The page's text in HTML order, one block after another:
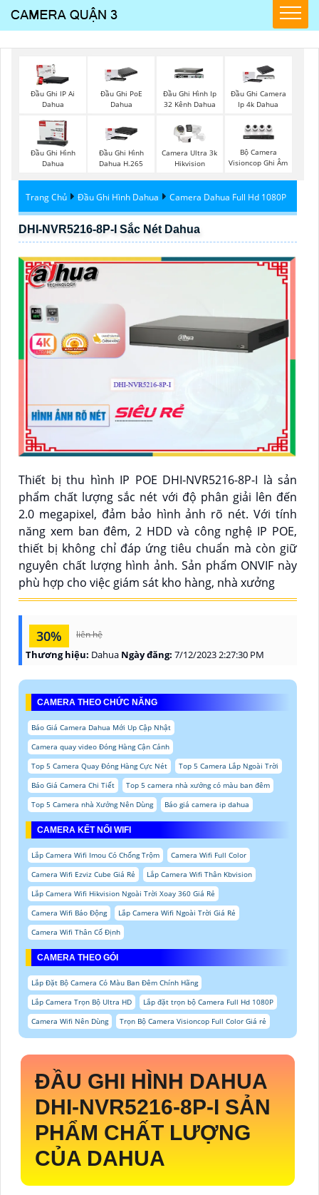
Đầu Ghi IP Ai
Dahua
Đầu Ghi PoE
Dahua
Đầu Ghi Hình Ip
32 Kênh Dahua
Đầu Ghi Camera
Ip 4k Dahua
Đầu Ghi Hình
Dahua
Đầu Ghi Hình
Dahua H.265
Camera Ultra 3k
Hikvision
Bộ Camera
Visioncop Ghi Âm
Trang Chủ Đầu Ghi Hình Dahua Camera Dahua Full Hd 1080P
DHI-NVR5216-8P-I Sắc Nét Dahua
Thiết bị thu hình IP POE DHI-NVR5216-8P-I là sản
phẩm chất lượng sắc nét với độ phân giải lên đến
2.0 megapixel, đảm bảo hình ảnh rõ nét. Với tính
năng xem ban đêm, 2 HDD và công nghệ IP POE,
thiết bị không chỉ đáp ứng tiêu chuẩn mà còn giữ
nguyên chất lượng hình ảnh. Sản phẩm ONVIF này
phù hợp cho việc giám sát kho hàng, nhà xưởng
30% liên hệ
Thương hiệu: Dahua Ngày đăng: 7/12/2023 2:27:30 PM
CAMERA THEO CHỨC NĂNG
Báo Giá Camera Dahua Mới Up Cập Nhật
Camera quay video Đóng Hàng Cận Cảnh
Top 5 Camera Quay Đóng Hàng Cực Nét
Top 5 Camera Lắp Ngoài Trời
Báo Giá Camera Chi Tiết
Top 5 camera nhà xưởng có màu ban đêm
Top 5 Camera nhà Xưởng Nên Dùng
Báo giá camera ip dahua
CAMERA KẾT NỐI WIFI
Lắp Camera Wifi Imou Có Chống Trộm
Camera Wifi Full Color
Camera Wifi Ezviz Cube Giá Rẻ
Lắp Camera Wifi Thân Kbvision
Lắp Camera Wifi Hikvision Ngoài Trời Xoay 360 Giá Rẻ
Camera Wifi Báo Động
Lắp Camera Wifi Ngoài Trời Giá Rẻ
Camera Wifi Thân Cố Định
CAMERA THEO GÓI
Lắp Đặt Bộ Camera Có Màu Ban Đêm Chính Hãng
Lắp Camera Trọn Bộ Ultra HD
Lắp đặt trọn bộ Camera Full Hd 1080P
Camera Wifi Nên Dùng
Trọn Bộ Camera Visioncop Full Color Giá rẻ
ĐẦU GHI HÌNH DAHUA
DHI-NVR5216-8P-I SẢN
PHẨM CHẤT LƯỢNG
CỦA DAHUA